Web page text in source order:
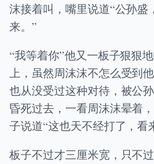
沫接着叫，嘴里说道“公孙盛
来。”
“我等着你”他又一板子狠狠
上，虽然周沫沫不怎么受到
也从没受过这种对待，被公
昏死过去，一看周沫沫晕着
子说道“这也天不经打了，看
板子不过才三厘米宽，只不